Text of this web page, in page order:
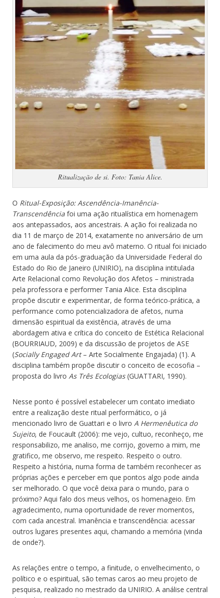
Ritualização de si. Foto: Tania Alice.
O Ritual-Exposição: Ascendência-Imanência-
Transcendência foi uma ação ritualística em homenagem
aos antepassados, aos ancestrais. A ação foi realizada no
dia 11 de março de 2014, exatamente no aniversário de um
ano de falecimento do meu avô materno. O ritual foi iniciado
em uma aula da pós-graduação da Universidade Federal do
Estado do Rio de Janeiro (UNIRIO), na disciplina intitulada
Arte Relacional como Revolução dos Afetos – ministrada
pela professora e performer Tania Alice. Esta disciplina
propõe discutir e experimentar, de forma teórico-prática, a
performance como potencializadora de afetos, numa
dimensão espiritual da existência, através de uma
abordagem ativa e crítica do conceito de Estética Relacional
(BOURRIAUD, 2009) e da discussão de projetos de ASE
(Socially Engaged Art– Arte Socialmente Engajada) (1). A
disciplina também propõe discutir o conceito de ecosofia –
proposta do livro As Três Ecologias(GUATTARI, 1990).
Nesse ponto é possível estabelecer um contato imediato
entre a realização deste ritual performático, o já
mencionado livro de Guattari e o livro A Hermenêutica do
Sujeito, de Foucault (2006): me vejo, cultuo, reconheço, me
responsabilizo, me analiso, me corrijo, governo a mim, me
gratifico, me observo, me respeito. Respeito o outro.
Respeito a história, numa forma de também reconhecer as
próprias ações e perceber em que pontos algo pode ainda
ser melhorado. O que você deixa para o mundo, para o
próximo? Aqui falo dos meus velhos, os homenageio. Em
agradecimento, numa oportunidade de rever momentos,
com cada ancestral. Imanência e transcendência: acessar
outros lugares presentes aqui, chamando a memória (vinda
de onde?).
As relações entre o tempo, a finitude, o envelhecimento, o
político e o espiritual, são temas caros ao meu projeto de
pesquisa, realizado no mestrado da UNIRIO. A análise central